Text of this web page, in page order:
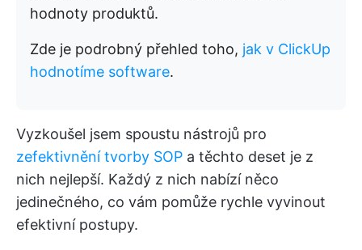
hodnoty produktů.
Zde je podrobný přehled toho, jak v ClickUp
hodnotíme software.
Vyzkoušel jsem spoustu nástrojů pro
zefektivnění tvorby SOP a těchto deset je z
nich nejlepší. Každý z nich nabízí něco
jedinečného, co vám pomůže rychle vyvinout
efektivní postupy.